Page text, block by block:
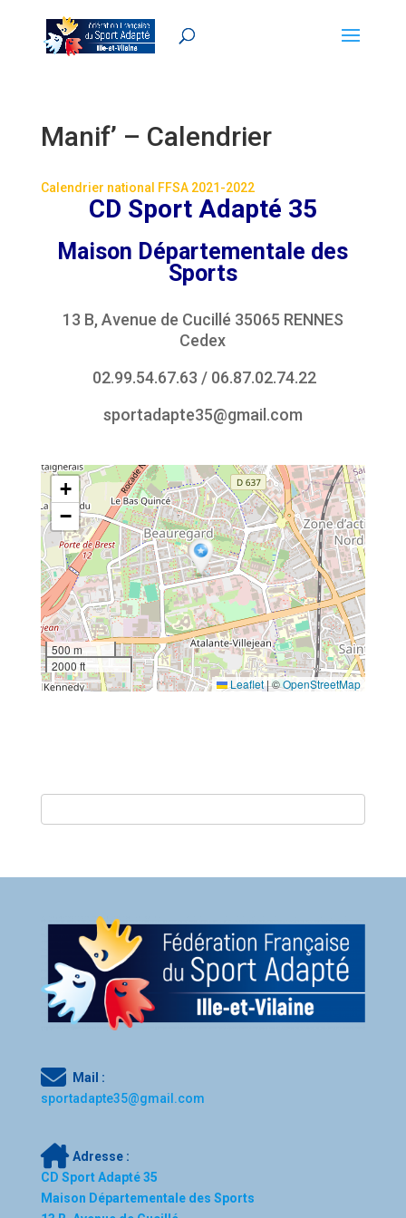
Manif’ – Calendrier
Calendrier national FFSA 2021-2022
CD Sport Adapté 35
Maison Départementale des
Sports
13 B, Avenue de Cucillé 35065 RENNES
Cedex
02.99.54.67.63 / 06.87.02.74.22
sportadapte35@gmail.com
+
−
500 m
2000 ft
Leaflet|©OpenStreetMap
Mail :
sportadapte35@gmail.com
Adresse :
CD Sport Adapté 35
Maison Départementale des Sports